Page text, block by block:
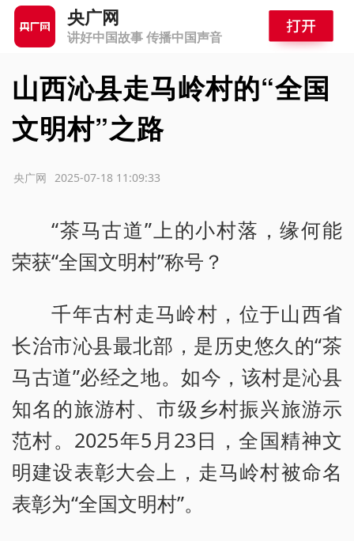
央广网
讲好中国故事 传播中国声音
山西沁县走马岭村的“全国
文明村”之路
2025-07-18 11:09:33
央广网
“茶马古道”上的小村落，缘何能
荣获“全国文明村”称号？
千年古村走马岭村，位于山西省
长治市沁县最北部，是历史悠久的“茶
马古道”必经之地。如今，该村是沁县
知名的旅游村、市级乡村振兴旅游示
范村。2025年5月23日，全国精神文
明建设表彰大会上，走马岭村被命名
表彰为“全国文明村”。